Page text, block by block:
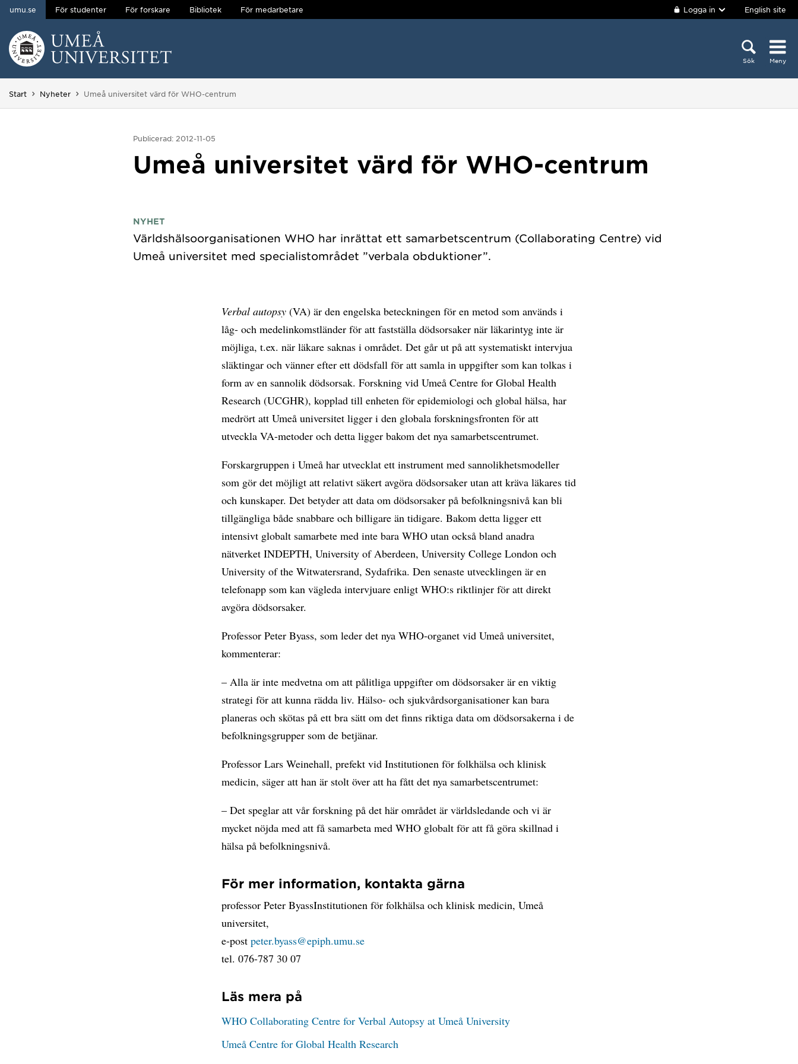
Hoppa direkt till innehållet
umu.se För studenter För forskare Bibliotek För medarbetare Logga in English site
Sök Meny
Start Nyheter Du är här:
Umeå universitet värd för WHO-centrum
Publicerad: 2012-11-05
Umeå universitet värd för WHO-centrum
NYHET
Världshälsoorganisationen WHO har inrättat ett samarbetscentrum (Collaborating Centre) vid
Verbal autopsy (VA) är den engelska beteckningen för en metod som används i
låg- och medelinkomstländer för att fastställa dödsorsaker när läkarintyg inte är
möjliga, t.ex. när läkare saknas i området. Det går ut på att systematiskt intervjua
släktingar och vänner efter ett dödsfall för att samla in uppgifter som kan tolkas i
form av en sannolik dödsorsak. Forskning vid Umeå Centre for Global Health
Research (UCGHR), kopplad till enheten för epidemiologi och global hälsa, har
medrört att Umeå universitet ligger i den globala forskningsfronten för att
utveckla VA-metoder och detta ligger bakom det nya samarbetscentrumet.
Forskargruppen i Umeå har utvecklat ett instrument med sannolikhetsmodeller
som gör det möjligt att relativt säkert avgöra dödsorsaker utan att kräva läkares tid
och kunskaper. Det betyder att data om dödsorsaker på befolkningsnivå kan bli
tillgängliga både snabbare och billigare än tidigare. Bakom detta ligger ett
intensivt globalt samarbete med inte bara WHO utan också bland anadra
nätverket INDEPTH, University of Aberdeen, University College London och
University of the Witwatersrand, Sydafrika. Den senaste utvecklingen är en
telefonapp som kan vägleda intervjuare enligt WHO:s riktlinjer för att direkt
avgöra dödsorsaker.
Professor Peter Byass, som leder det nya WHO-organet vid Umeå universitet,
kommenterar:
– Alla är inte medvetna om att pålitliga uppgifter om dödsorsaker är en viktig
strategi för att kunna rädda liv. Hälso- och sjukvårdsorganisationer kan bara
planeras och skötas på ett bra sätt om det finns riktiga data om dödsorsakerna i de
befolkningsgrupper som de betjänar.
Professor Lars Weinehall, prefekt vid Institutionen för folkhälsa och klinisk
medicin, säger att han är stolt över att ha fått det nya samarbetscentrumet:
– Det speglar att vår forskning på det här området är världsledande och vi är
mycket nöjda med att få samarbeta med WHO globalt för att få göra skillnad i
hälsa på befolkningsnivå.
För mer information, kontakta gärna
professor Peter ByassInstitutionen för folkhälsa och klinisk medicin, Umeå
universitet,
e-postpeter.byass@epiph.umu.se
tel. 076-787 30 07
Läs mera på
WHO Collaborating Centre for Verbal Autopsy at Umeå University
Umeå Centre for Global Health Research